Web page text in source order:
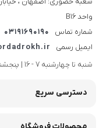
شماره تماس 03191690190
ایمیل رسمی
شنبه تا چهارشنبه 7 - 16 | پنجشنبه 7 - 13
دسترسی سریع
محصولات فروشگاه